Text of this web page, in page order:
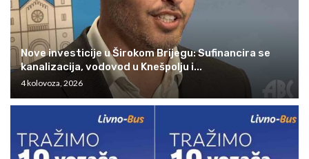
Nove investicije u Širokom Brijegu: Sufinancira se
kanalizacija, vodovod u Knešpolju i...
4 kolovoza, 2026